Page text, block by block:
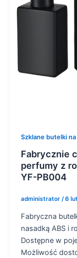
Szklane butelki
Fabrycznie
perfumy z
YF-PB004
administrator /6
Fabryczna
nasadką ABS i
Dostępne w
Możliwość